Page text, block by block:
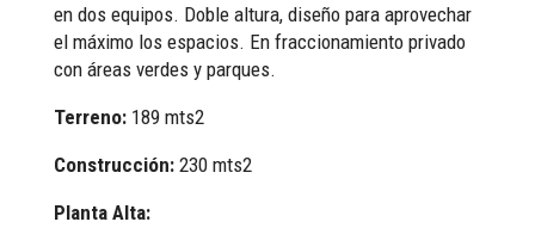
en dos equipos. Doble altura, diseño para aprovechar
el máximo los espacios. En fraccionamiento privado
con áreas verdes y parques.
Terreno:189 mts2
Construcción:230 mts2
Planta Alta: